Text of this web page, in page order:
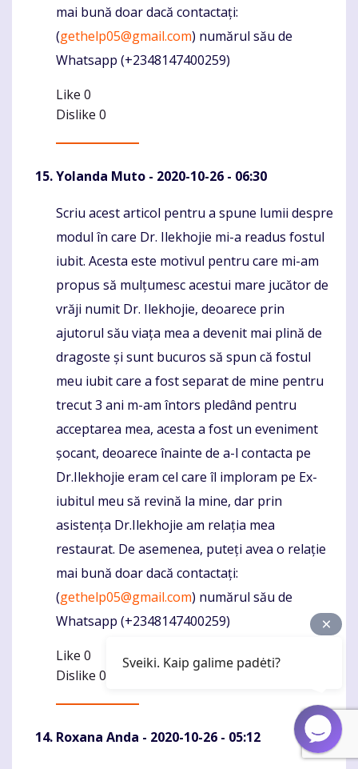
mai bună doar dacă contactați:
(gethelp05@gmail.com) numărul său de
Whatsapp (+2348147400259)
Like 0
Dislike 0
Yolanda Muto - 2020-10-26 - 06:30
Komentaras
Scriu acest articol pentru a spune lumii despre
modul în care Dr. Ilekhojie mi-a readus fostul
iubit. Acesta este motivul pentru care mi-am
propus să mulțumesc acestui mare jucător de
vrăji numit Dr. Ilekhojie, deoarece prin
ajutorul său viața mea a devenit mai plină de
dragoste și sunt bucuros să spun că fostul
meu iubit care a fost separat de mine pentru
trecut 3 ani m-am întors pledând pentru
acceptarea mea, acesta a fost un eveniment
șocant, deoarece înainte de a-l contacta pe
Dr.Ilekhojie eram cel care îl imploram pe Ex-
iubitul meu să revină la mine, dar prin
asistența Dr.Ilekhojie am relația mea
restaurat. De asemenea, puteți avea o relație
mai bună doar dacă contactați:
(gethelp05@gmail.com) numărul său de
Whatsapp (+2348147400259)
Like 0
Dislike 0
Roxana Anda - 2020-10-26 - 05:12
Sveiki. Kaip galime padėti?